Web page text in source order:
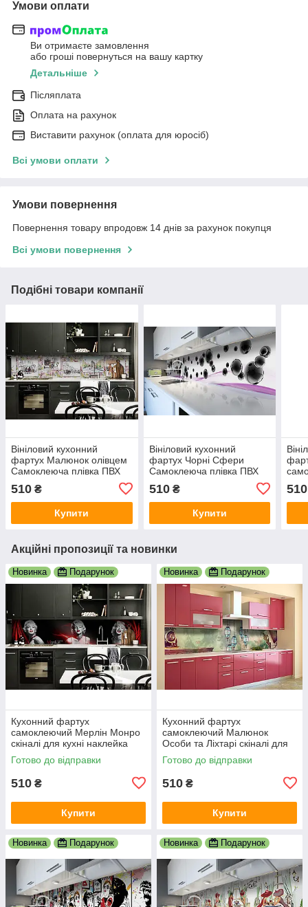
Умови оплати
Ви отримаєте замовлення
або гроші повернуться на вашу картку
Детальніше
Післяплата
Оплата на рахунок
Виставити рахунок (оплата для юросіб)
Всі умови оплати
Умови повернення
Повернення товару впродовж 14 днів за рахунок покупця
Всі умови повернення
Подібні товари компанії
Вініловий кухонний
фартух Малюнок олівцем
Самоклеюча плівка ПВХ
600х2000 мм
510 ₴
Купити
Вініловий кухонний
фартух Чорні Сфери
Самоклеюча плівка ПВХ
Фіолетовий 600х2000 мм
510₴
Купити
510
Акційні пропозиції та новинки
Новинка Подарунок
Кухонний фартух
самоклеючий Мерлін Монро
скіналі для кухні наклейка
ПВХ дівчина люди чорний
600х2000 мм
Готово до відправки
510 ₴
Купити
Новинка Подарунок
Кухонний фартух
самоклеючий Малюнок
Особи та Ліхтарі скіналі для
кухні наклейка ПВХ люди
зелений 600х2000 мм
Готово до відправки
510 ₴
Купити
Новинка Подарунок Новинка Подарунок